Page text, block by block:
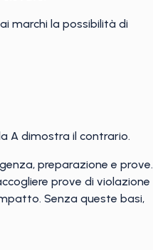
marchi la possibilità di
A dimostra il contrario.
preparazione e prove.
prove di violazione
Senza queste basi,